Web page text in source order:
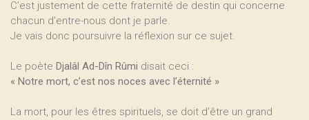
C’est justement de cette fraternité de destin qui concerne
chacun d’entre-nous dont je parle.
Je vais donc poursuivre la réflexion sur ce sujet.
Le poète Djalâl Ad-Dîn Rûmi disait ceci :
« Notre mort, c’est nos noces avec l’éternité »
La mort, pour les êtres spirituels, se doit d’être un grand